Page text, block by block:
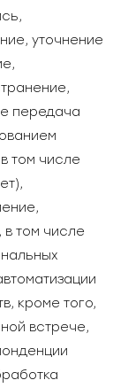
уточнение
передача
том числе
том числе
кроме того,
встрече,